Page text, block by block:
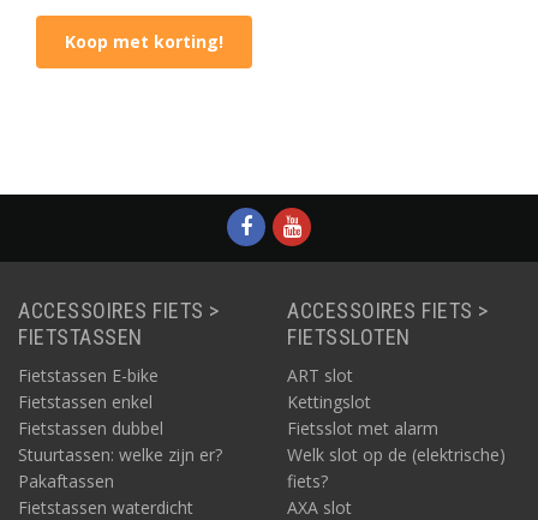
Koop met korting!
ACCESSOIRES FIETS >
FIETSTASSEN
Fietstassen E-bike
Fietstassen enkel
Fietstassen dubbel
Stuurtassen: welke zijn er?
Pakaftassen
Fietstassen waterdicht
ACCESSOIRES FIETS >
FIETSSLOTEN
ART slot
Kettingslot
Fietsslot met alarm
Welk slot op de (elektrische)
fiets?
AXA slot